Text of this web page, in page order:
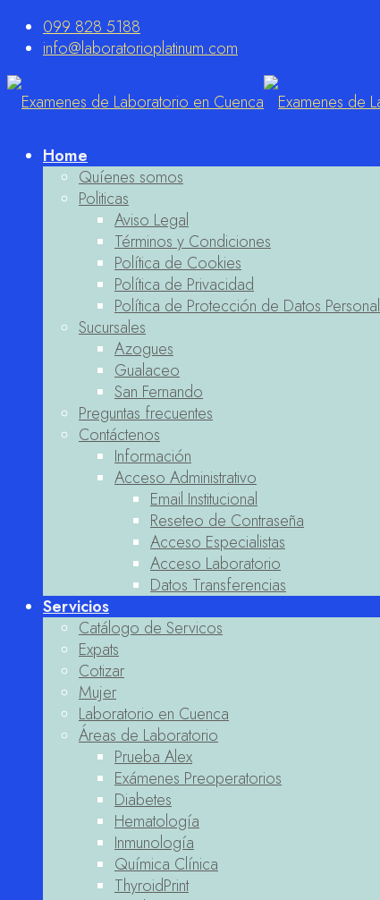
099 828 5188
info@laboratorioplatinum.com
Home
Quíenes somos
Politicas
Aviso Legal
Términos y Condiciones
Política de Cookies
Política de Privacidad
Política de Protección de Datos
Sucursales
Azogues
Gualaceo
San Fernando
Preguntas frecuentes
Contáctenos
Información
Acceso Administrativo
Email Institucional
Reseteo de Contraseña
Acceso Especialistas
Acceso Laboratorio
Datos Transferencias
Servicios
Catálogo de Servicos
Expats
Cotizar
Mujer
Laboratorio en Cuenca
Áreas de Laboratorio
Prueba Alex
Exámenes Preoperatorios
Diabetes
Hematología
Inmunología
Química Clínica
ThyroidPrint